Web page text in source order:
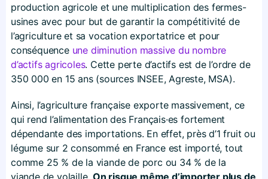
production agricole et une multiplication des fermes-
usines avec pour but de garantir la compétitivité de
l’agriculture et sa vocation exportatrice et pour
conséquence une diminution massive du nombre
d’actifs agricoles. Cette perte d’actifs est de l’ordre de
350 000 en 15 ans (sources INSEE, Agreste, MSA).
Ainsi, l’agriculture française exporte massivement, ce
qui rend l’alimentation des Français·es fortement
dépendante des importations. En effet, près d’1 fruit ou
légume sur 2 consommé en France est importé, tout
comme 25 % de la viande de porc ou 34 % de la
viande de volaille.On risque même d’importer plus de